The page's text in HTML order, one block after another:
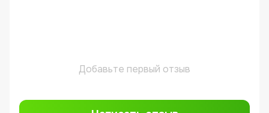
Добавьте первый отзыв